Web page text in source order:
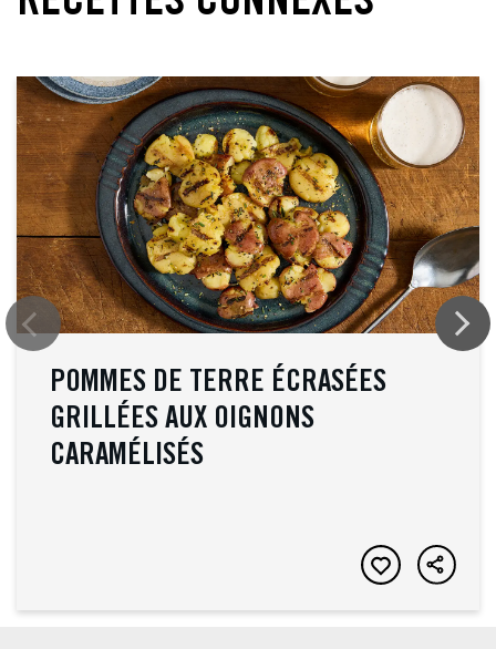
POMMES DE TERRE ÉCRASÉES
GRILLÉES AUX OIGNONS
CARAMÉLISÉS